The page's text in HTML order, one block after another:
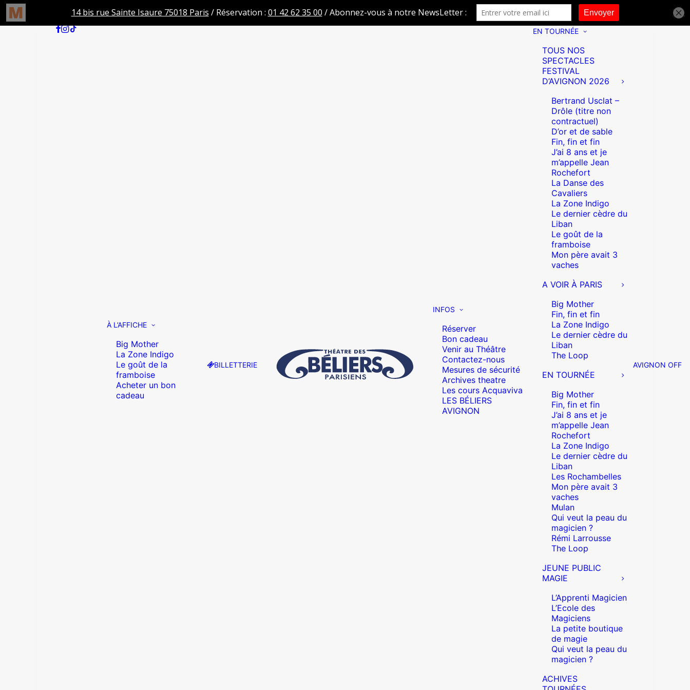
À L’AFFICHE
Big Mother
La Zone Indigo
Le goût de la
framboise
Acheter un bon
cadeau
BILLETTERIE
INFOS
Réserver
Bon cadeau
Venir au Théâtre
Contactez-nous
Mesures de sécurité
Archives theatre
Les cours Acquaviva
LES BÉLIERS
AVIGNON
EN TOURNÉE
TOUS NOS
SPECTACLES
FESTIVAL
D’AVIGNON 2026
Bertrand Usclat –
Drôle (titre non
contractuel)
D’or et de sable
Fin, fin et fin
J’ai 8 ans et je
m’appelle Jean
Rochefort
La Danse des
Cavaliers
La Zone Indigo
Le dernier cèdre du
Liban
Le goût de la
framboise
Mon père avait 3
vaches
A VOIR À PARIS
Big Mother
Fin, fin et fin
La Zone Indigo
Le dernier cèdre du
Liban
The Loop
EN TOURNÉE
Big Mother
Fin, fin et fin
J’ai 8 ans et je
m’appelle Jean
Rochefort
La Zone Indigo
Le dernier cèdre du
Liban
Les Rochambelles
Mon père avait 3
vaches
Mulan
Qui veut la peau du
magicien ?
Rémi Larrousse
The Loop
JEUNE PUBLIC
MAGIE
L’Apprenti Magicien
L’Ecole des
Magiciens
La petite boutique
de magie
Qui veut la peau du
magicien ?
ACHIVES
AVIGNON OFF